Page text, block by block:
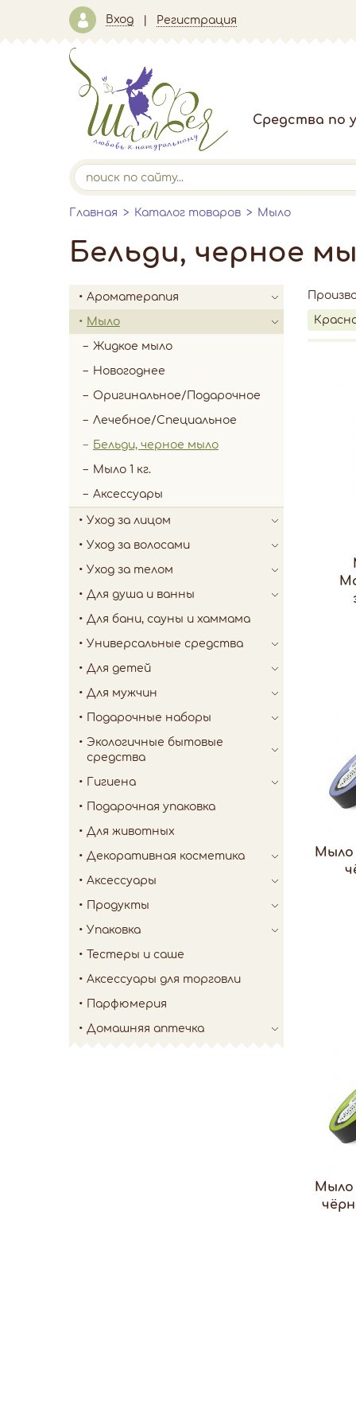
Вход Регистрация
Средства по
Главная Каталог товаров Мыло
Бельди, черное
Ароматерапия
Мыло
Жидкое мыло
Новогоднее
Оригинальное/Подарочное
Лечебное/Специальное
Бельди, черное мыло
Мыло 1 кг.
Аксессуары
Уход за лицом
Уход за волосами
Уход за телом
Для душа и ванны
Для бани, сауны и хаммама
Универсальные средства
Для детей
Для мужчин
Подарочные наборы
Экологичные бытовые
средства
Гигиена
Подарочная упаковка
Для животных
Декоративная косметика
Аксессуары
Продукты
Упаковка
Тестеры и саше
Аксессуары для торговли
Парфюмерия
Домашняя аптечка
Мыло
Мыло